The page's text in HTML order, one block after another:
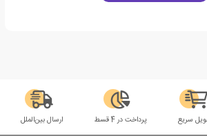
سریع پرداخت در 4 قسط ارسال بین‌الملل